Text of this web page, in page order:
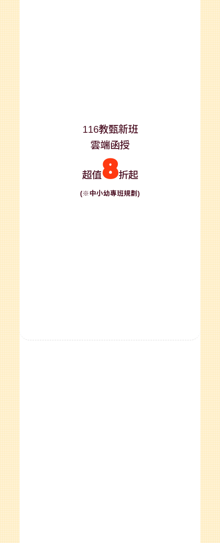
116教甄新班
雲端函授
超值8折起
(※中小幼專班規劃)